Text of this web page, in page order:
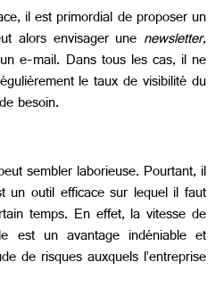
il est primordial de proposer un
alors envisager une newsletter,
e-mail. Dans tous les cas, il ne
le taux de visibilité du
besoin.
sembler laborieuse. Pourtant, il
un outil efficace sur lequel il faut
temps. En effet, la vitesse de
est un avantage indéniable et
de risques auxquels l’entreprise